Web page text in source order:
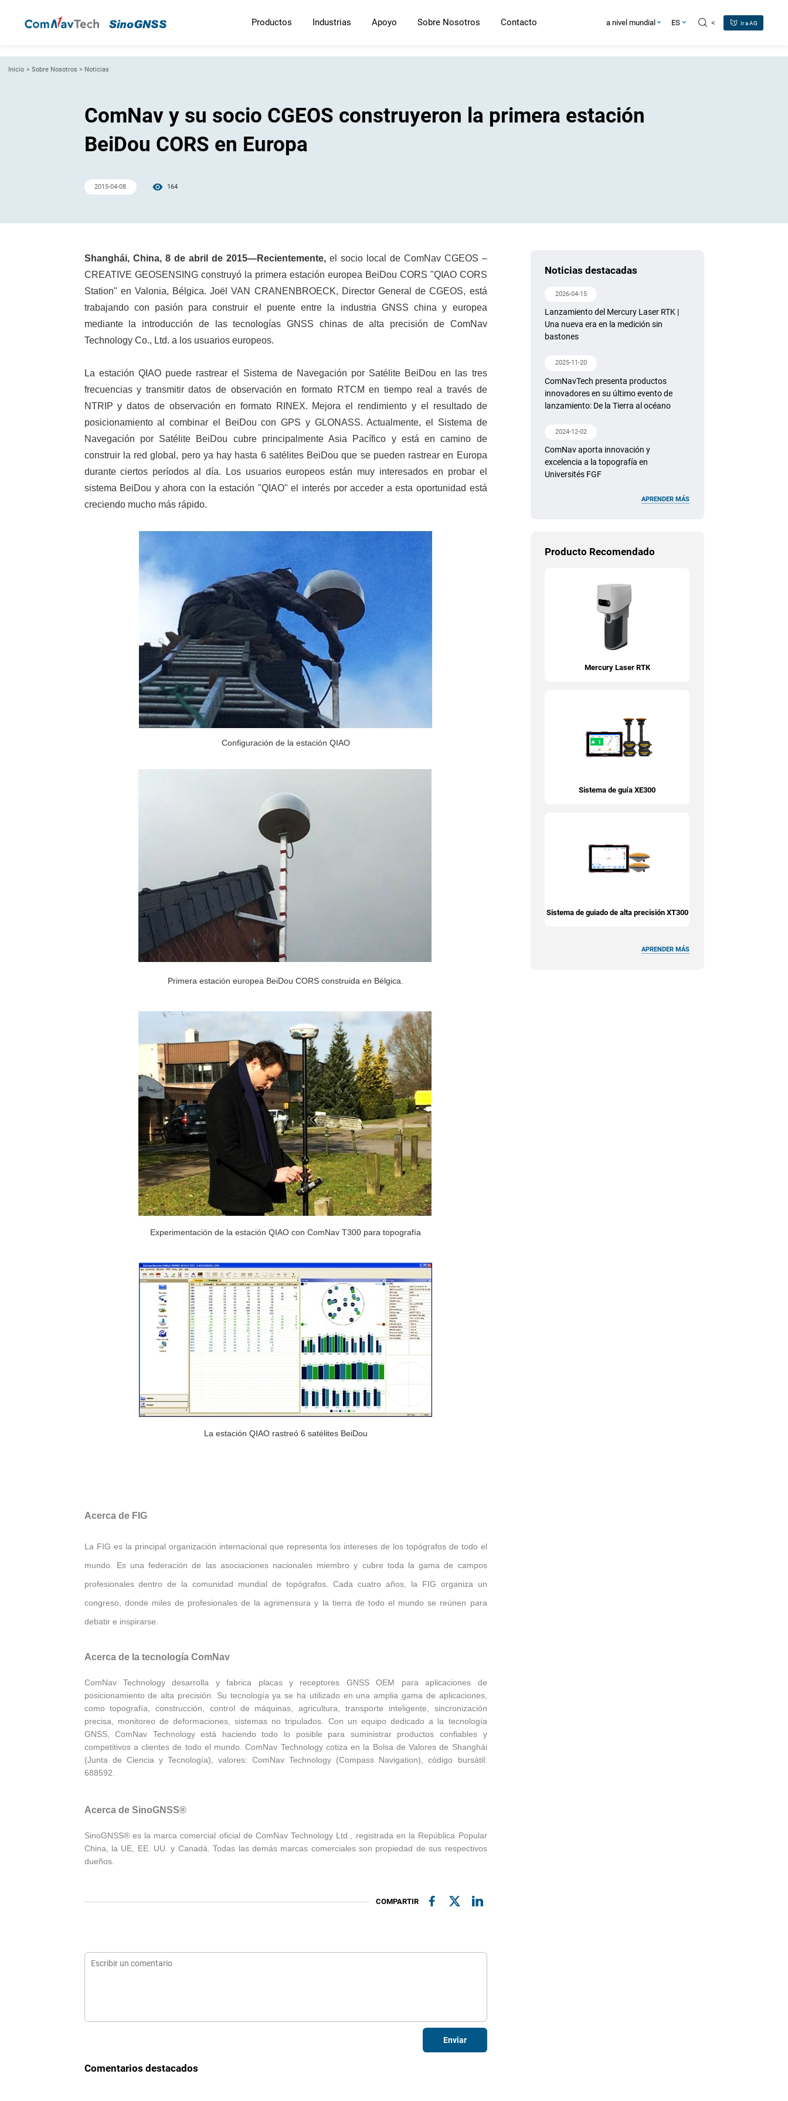
Productos Industrias Apoyo Sobre Nosotros Contacto a nivel mundial ES < Ir a AG
Inicio > Sobre Nosotros > Noticias
ComNav y su socio CGEOS construyeron la primera estación
BeiDou CORS en Europa
2015-04-08 164
Shanghái, China, 8 de abril de 2015—Recientemente,el socio local de ComNav CGEOS –
CREATIVE GEOSENSING construyó la primera estación europea BeiDou CORS "QIAO CORS
Station" en Valonia, Bélgica. Joël VAN CRANENBROECK, Director General de CGEOS, está
trabajando con pasión para construir el puente entre la industria GNSS china y europea
mediante la introducción de las tecnologías GNSS chinas de alta precisión de ComNav
Technology Co., Ltd. a los usuarios europeos.
La estación QIAO puede rastrear el Sistema de Navegación por Satélite BeiDou en las tres
frecuencias y transmitir datos de observación en formato RTCM en tiempo real a través de
NTRIP y datos de observación en formato RINEX. Mejora el rendimiento y el resultado de
posicionamiento al combinar el BeiDou con GPS y GLONASS. Actualmente, el Sistema de
Navegación por Satélite BeiDou cubre principalmente Asia Pacífico y está en camino de
construir la red global, pero ya hay hasta 6 satélites BeiDou que se pueden rastrear en Europa
durante ciertos períodos al día. Los usuarios europeos están muy interesados en probar el
sistema BeiDou y ahora con la estación "QIAO" el interés por acceder a esta oportunidad está
creciendo mucho más rápido.
Configuración de la estación QIAO
Primera estación europea BeiDou CORS construida en Bélgica.
Experimentación de la estación QIAO con ComNav T300 para topografía
La estación QIAO rastreó 6 satélites BeiDou
Acerca de FIG
La FIG es la principal organización internacional que representa los intereses de los topógrafos de todo el
mundo. Es una federación de las asociaciones nacionales miembro y cubre toda la gama de campos
profesionales dentro de la comunidad mundial de topógrafos. Cada cuatro años, la FIG organiza un
congreso, donde miles de profesionales de la agrimensura y la tierra de todo el mundo se reúnen para
debatir e inspirarse.
Acerca de la tecnología ComNav
ComNav Technology desarrolla y fabrica placas y receptores GNSS OEM para aplicaciones de
posicionamiento de alta precisión. Su tecnología ya se ha utilizado en una amplia gama de aplicaciones,
como topografía, construcción, control de máquinas, agricultura, transporte inteligente, sincronización
precisa, monitoreo de deformaciones, sistemas no tripulados. Con un equipo dedicado a la tecnología
GNSS, ComNav Technology está haciendo todo lo posible para suministrar productos confiables y
competitivos a clientes de todo el mundo. ComNav Technology cotiza en la Bolsa de Valores de Shanghái
(Junta de Ciencia y Tecnología), valores: ComNav Technology (Compass Navigation), código bursátil:
688592.
Acerca de SinoGNSS®
SinoGNSS® es la marca comercial oficial de ComNav Technology Ltd., registrada en la República Popular
China, la UE, EE. UU. y Canadá. Todas las demás marcas comerciales son propiedad de sus respectivos
dueños.
COMPARTIR
Enviar
Comentarios destacados
Noticias destacadas
2026-04-15
Lanzamiento del Mercury Laser RTK |
Una nueva era en la medición sin
bastones
2025-11-20
ComNavTech presenta productos
innovadores en su último evento de
lanzamiento: De la Tierra al océano
2024-12-02
ComNav aporta innovación y
excelencia a la topografía en
Universités FGF
APRENDER MÁS
Producto Recomendado
Mercury Laser RTK
Sistema de guía XE300
Sistema de guiado de alta precisión XT300
APRENDER MÁS